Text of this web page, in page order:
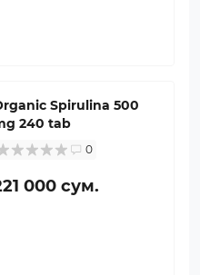
Spirulina 500
240 tab
0
000 сум.